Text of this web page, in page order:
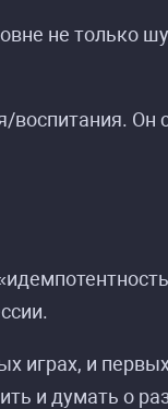
не только
воспитания. Он
играх, и
и думать о